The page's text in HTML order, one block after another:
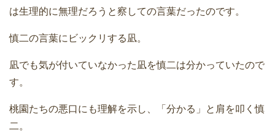
は生理的に無理だろうと察しての言葉だったのです。
慎二の言葉にビックリする凪。
凪でも気が付いていなかった凪を慎二は分かっていたので
す。
桃園たちの悪口にも理解を示し、「分かる」と肩を叩く慎
二。